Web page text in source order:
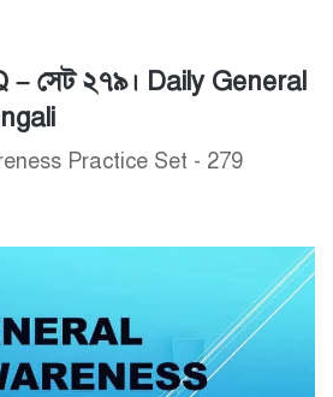
– সেট ২৭৯। Daily General
Practice Set - 279